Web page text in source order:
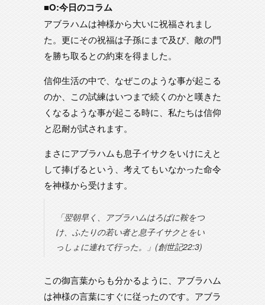
■O:今日のコラム
アブラハムは神様から大いに祝福されまし
た。更にその祝福は子孫にまで及び、敵の門
を勝ち取るとの約束を得ました。
信仰生活の中で、なぜこのような事が起こる
のか、この試練はいつまで続くのかと嘆きた
くなるような事が起こる時に、私たちは信仰
と忍耐が試されます。
まさにアブラハムも息子イサクをいけにえと
して捧げるという、考えてもいなかった命令
を神様から受けます。
「翌朝早く、アブラハムはろばに鞍をつ
け、ふたりの若い者と息子イサクとをい
っしょに連れて行った。」(創世記22:3)
この御言葉からも分かるように、アブラハム
は神様の言葉にすぐに従ったのです。アブラ